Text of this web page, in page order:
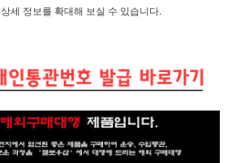
상세 정보를 확대해 보실 수 있습니다.